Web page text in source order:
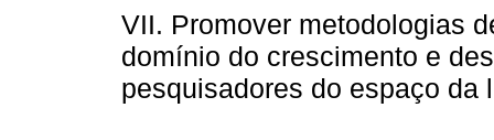
VII. Promover metodologias
domínio do crescimento e
pesquisadores do espaço da